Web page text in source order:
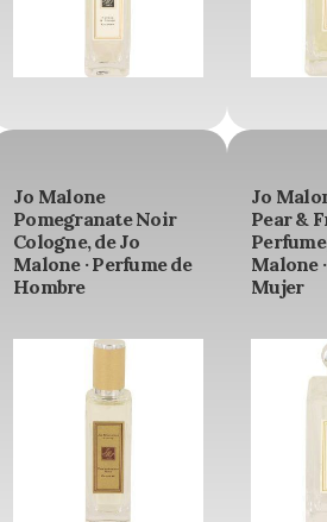
Jo Malone
Pomegranate Noir
Cologne, de Jo
Malone · Perfume de
Hombre
Jo
Pear &
Malone
Mujer